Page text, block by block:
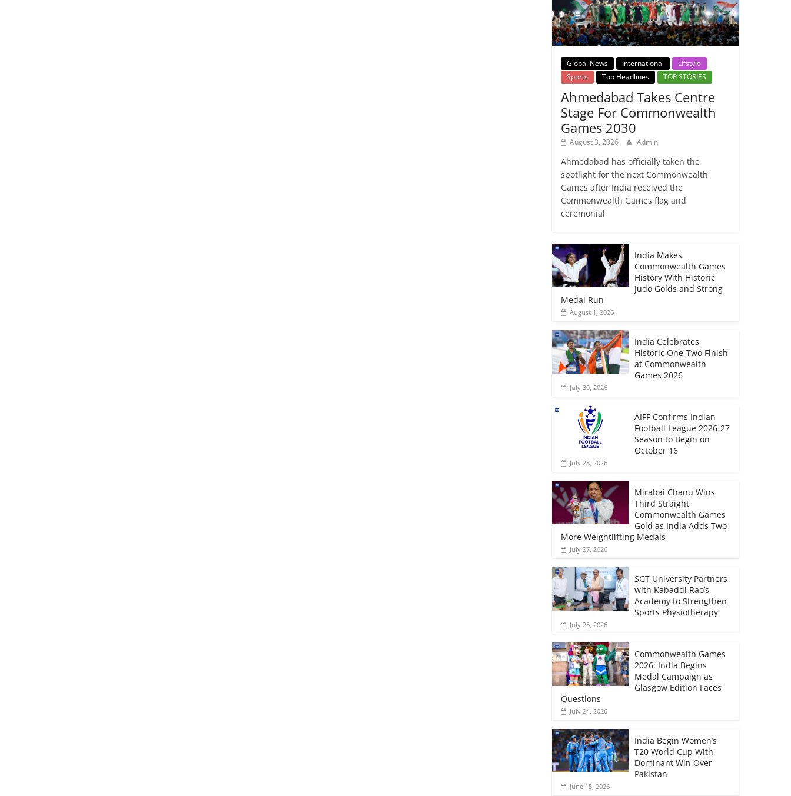
Global News International
Lifstyle
Sports
Top Headlines TOP STORIES
Ahmedabad Takes Centre
Stage For Commonwealth
Games 2030
August 3, 2026 Admin
Ahmedabad has officially taken the
spotlight for the next Commonwealth
Games after India received the
Commonwealth Games flag and
ceremonial
India Makes
Commonwealth Games
History With Historic
Judo Golds and Strong
Medal Run
August 1, 2026
India Celebrates
Historic One-Two Finish
at Commonwealth
Games 2026
July 30, 2026
AIFF Confirms Indian
Football League 2026-27
Season to Begin on
October 16
July 28, 2026
Mirabai Chanu Wins
Third Straight
Commonwealth Games
Gold as India Adds Two
More Weightlifting Medals
July 27, 2026
SGT University Partners
with Kabaddi Rao’s
Academy to Strengthen
Sports Physiotherapy
July 25, 2026
Commonwealth Games
2026: India Begins
Medal Campaign as
Glasgow Edition Faces
Questions
July 24, 2026
India Begin Women’s
T20 World Cup With
Dominant Win Over
Pakistan
June 15, 2026